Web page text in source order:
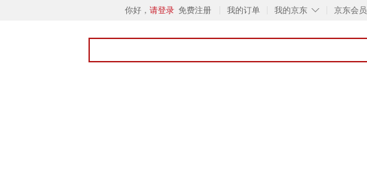
你好， 请登录 免费注册 我的订单 ◇
我的京东 京东会员